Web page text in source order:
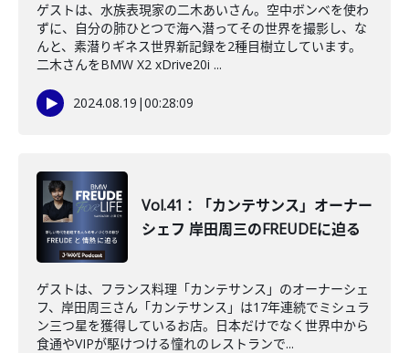
ゲストは、水族表現家の二木あいさん。空中ボンベを使わ
ずに、自分の肺ひとつで海へ潜ってその世界を撮影し、な
んと、素潜りギネス世界新記録を2種目樹立しています。
二木さんをBMW X2 xDrive20i ...
2024.08.19 |00:28:09
Vol.41：「カンテサンス」オーナー
シェフ 岸田周三のFREUDEに迫る
ゲストは、フランス料理「カンテサンス」のオーナーシェ
フ、岸田周三さん「カンテサンス」は17年連続でミシュラ
ン三つ星を獲得しているお店。日本だけでなく世界中から
食通やVIPが駆けつける憧れのレストランで...